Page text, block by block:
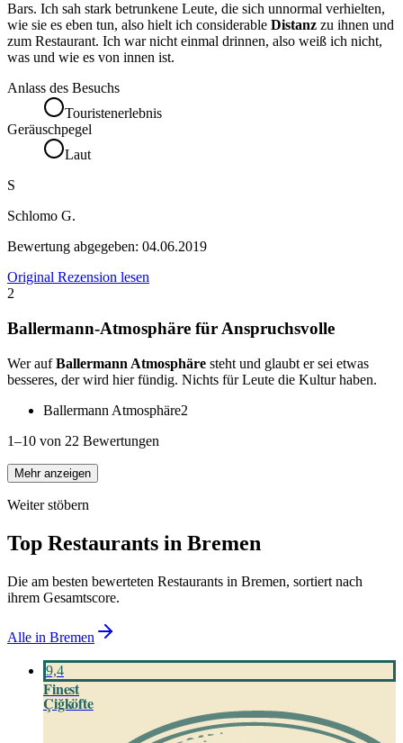
Bars. Ich sah stark betrunkene Leute, die sich unnormal verhielten,
wie sie es eben tun, also hielt ich considerable Distanz zu ihnen und
zum Restaurant. Ich war nicht einmal drinnen, also weiß ich nicht,
was und wie es von innen ist.
Anlass des Besuchs
Touristenerlebnis
Geräuschpegel
Laut
S
Schlomo G.
Bewertung abgegeben: 04.06.2019
Original Rezension lesen
2
Ballermann-Atmosphäre für Anspruchsvolle
Wer aufBallermann Atmosphäre steht und glaubt er sei etwas
besseres, der wird hier fündig. Nichts für Leute die Kultur haben.
Ballermann Atmosphäre2
1–10 von 22 Bewertungen
Mehr anzeigen
Weiter stöbern
Top Restaurants in Bremen
Die am besten bewerteten Restaurants in Bremen, sortiert nach
ihrem Gesamtscore.
Alle in Bremen
9,4
Finest
Çiğköfte